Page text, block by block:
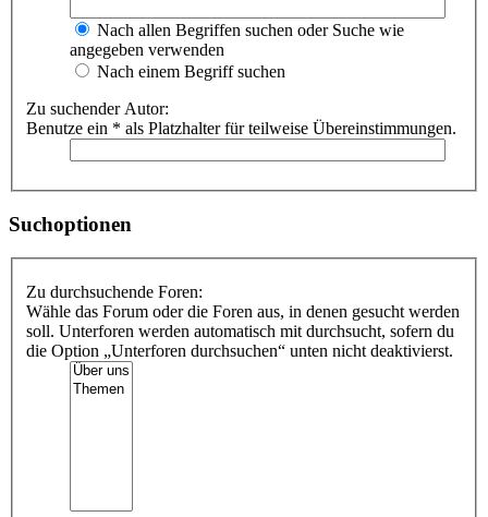
Nach allen Begriffen suchen oder Suche wie
angegeben verwenden
Nach einem Begriff suchen
Zu suchender Autor:
Benutze ein * als Platzhalter für teilweise Übereinstimmungen.
Suchoptionen
Zu durchsuchende Foren:
Wähle das Forum oder die Foren aus, in denen gesucht werden
soll. Unterforen werden automatisch mit durchsucht, sofern du
die Option „Unterforen durchsuchen“ unten nicht deaktivierst.